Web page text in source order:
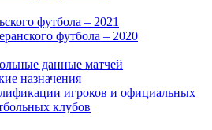
футбола – 2021
футбола – 2020
данные матчей
назначения
игроков и официальных
клубов